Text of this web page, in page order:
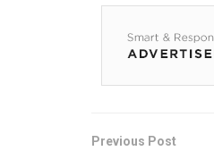
o
o
k
Previous Post